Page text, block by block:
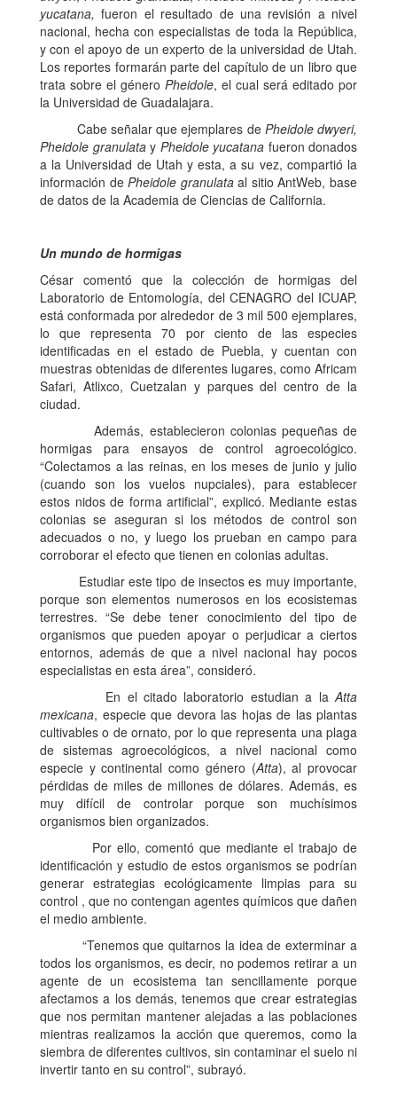
yucatana,fueron el resultado de una revisión a nivel
nacional, hecha con especialistas de toda la República,
y con el apoyo de un experto de la universidad de Utah.
Los reportes formarán parte del capítulo de un libro que
trata sobre el género Pheidole, el cual será editado por
la Universidad de Guadalajara.
Cabe señalar que ejemplares de Pheidole dwyeri,
Pheidole granulata y Pheidole yucatana fueron donados
a la Universidad de Utah y esta, a su vez, compartió la
información dePheidole granulataal sitio AntWeb, base
de datos de la Academia de Ciencias de California.
Un mundo de hormigas
César comentó que la colección de hormigas del
Laboratorio de Entomología, del CENAGRO del ICUAP,
está conformada por alrededor de 3 mil 500 ejemplares,
lo que representa 70 por ciento de las especies
identificadas en el estado de Puebla, y cuentan con
muestras obtenidas de diferentes lugares, como Africam
Safari, Atlixco, Cuetzalan y parques del centro de la
ciudad.
Además, establecieron colonias pequeñas de
hormigas para ensayos de control agroecológico.
“Colectamos a las reinas, en los meses de junio y julio
(cuando son los vuelos nupciales), para establecer
estos nidos de forma artificial”, explicó. Mediante estas
colonias se aseguran si los métodos de control son
adecuados o no, y luego los prueban en campo para
corroborar el efecto que tienen en colonias adultas.
Estudiar este tipo de insectos es muy importante,
porque son elementos numerosos en los ecosistemas
terrestres. “Se debe tener conocimiento del tipo de
organismos que pueden apoyar o perjudicar a ciertos
entornos, además de que a nivel nacional hay pocos
especialistas en esta área”, consideró.
En el citado laboratorio estudian a laAtta
mexicana, especie que devora las hojas de las plantas
cultivables o de ornato, por lo que representa una plaga
de sistemas agroecológicos, a nivel nacional como
especie y continental como género (Atta), al provocar
pérdidas de miles de millones de dólares. Además, es
muy difícil de controlar porque son muchísimos
organismos bien organizados.
Por ello, comentó que mediante el trabajo de
identificación y estudio de estos organismos se podrían
generar estrategias ecológicamente limpias para su
control , que no contengan agentes químicos que dañen
el medio ambiente.
“Tenemos que quitarnos la idea de exterminar a
todos los organismos, es decir, no podemos retirar a un
agente de un ecosistema tan sencillamente porque
afectamos a los demás, tenemos que crear estrategias
que nos permitan mantener alejadas a las poblaciones
mientras realizamos la acción que queremos, como la
siembra de diferentes cultivos, sin contaminar el suelo ni
invertir tanto en su control”, subrayó.